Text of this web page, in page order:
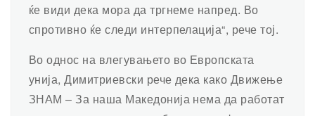
ќе види дека мора да тргнеме напред. Во
спротивно ќе следи интерпелација“, рече тој.
Во однос на влегувањето во Европската
унија, Димитриевски рече дека како Движење
ЗНАМ – За наша Македонија нема да работат